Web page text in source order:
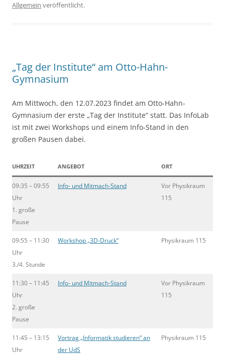
Allgemein veröffentlicht.
„Tag der Institute“ am Otto-Hahn-
Gymnasium
Am Mittwoch, den 12.07.2023 findet am Otto-Hahn-
Gymnasium der erste „Tag der Institute“ statt. Das InfoLab
ist mit zwei Workshops und einem Info-Stand in den
großen Pausen dabei.
UHRZEIT ANGEBOT ORT
09:35 – 09:55
Uhr
1. große
Pause
Info- und Mitmach-Stand
Vor Physikraum
115
09:55 – 11:30
Uhr
3./4. Stunde
Workshop „3D-Druck“ Physikraum 115
11:30 – 11:45
Uhr
2. große
Pause
Info- und Mitmach-Stand
Vor Physikraum
115
11:45 – 13:15
Uhr
Vortrag „Informatik studieren“ an
der UdS
Physikraum 115